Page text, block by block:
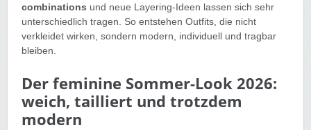
combinations und neue Layering-Ideen lassen sich sehr
unterschiedlich tragen. So entstehen Outfits, die nicht
verkleidet wirken, sondern modern, individuell und tragbar
bleiben.
Der feminine Sommer-Look 2026:
weich, tailliert und trotzdem
modern